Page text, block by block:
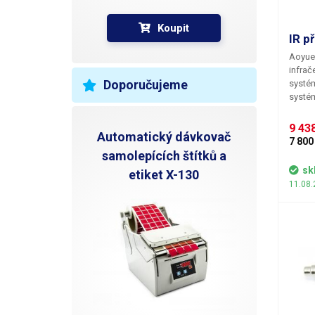
Koupit
Doporučujeme
Automatický dávkovač
samolepících štítků a
etiket X-130
IR
třemi
SOJ,
9
7